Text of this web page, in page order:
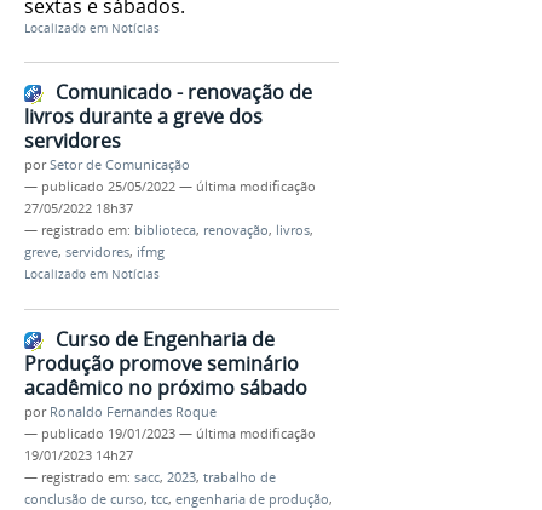
sextas e sábados.
Localizado em Notícias
Comunicado - renovação de
livros durante a greve dos
servidores
porSetor de Comunicação
— publicado 25/05/2022 — última modificação
27/05/2022 18h37
— registrado em: biblioteca, renovação, livros,
greve, servidores, ifmg
Localizado em Notícias
Curso de Engenharia de
Produção promove seminário
acadêmico no próximo sábado
por Ronaldo Fernandes Roque
— publicado 19/01/2023 — última modificação
19/01/2023 14h27
— registrado em: sacc, 2023, trabalho de
conclusão de curso, tcc, engenharia de produção,